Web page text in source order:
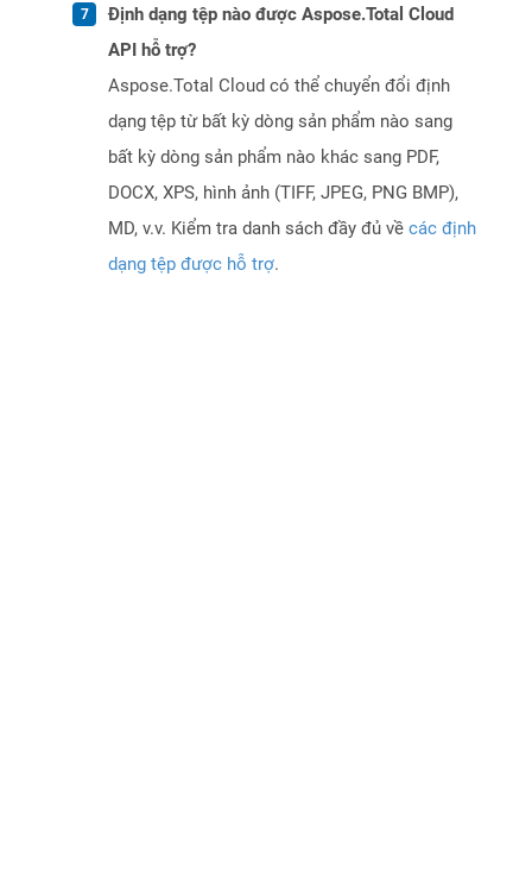
Định dạng tệp nào được Aspose.Total Cloud
API hỗ trợ?
Aspose.Total Cloud có thể chuyển đổi định
dạng tệp từ bất kỳ dòng sản phẩm nào sang
bất kỳ dòng sản phẩm nào khác sang PDF,
DOCX, XPS, hình ảnh (TIFF, JPEG, PNG BMP),
MD, v.v. Kiểm tra danh sách đầy đủ về các định
dạng tệp được hỗ trợ.